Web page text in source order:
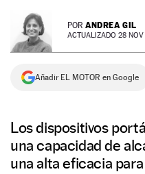
SERVICIOS
NEWSLETTER
SÍGUENOS
POR ANDREA GIL
ACTUALIZADO 28
Añadir EL MOTOR en Google
Los dispositivos
una capacidad de
una alta eficacia